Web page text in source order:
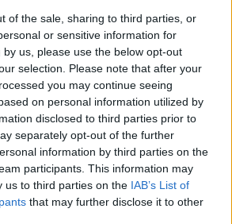
of the sale, sharing to third parties, or
or sensitive information for
us, please use the below opt-out
selection. Please note that after your
you may continue seeing
on personal information utilized by
disclosed to third parties prior to
separately opt-out of the further
information by third parties on the
participants. This information may
us to third parties on the IAB’s List of
that may further disclose it to other
professzornő küzdelmes élete.
valóban küzdelmes élete
korának női szerepével, és
majd tanított is. Ez a ma
tűnő karrier az ő
siker volt, hiszen akkoriban